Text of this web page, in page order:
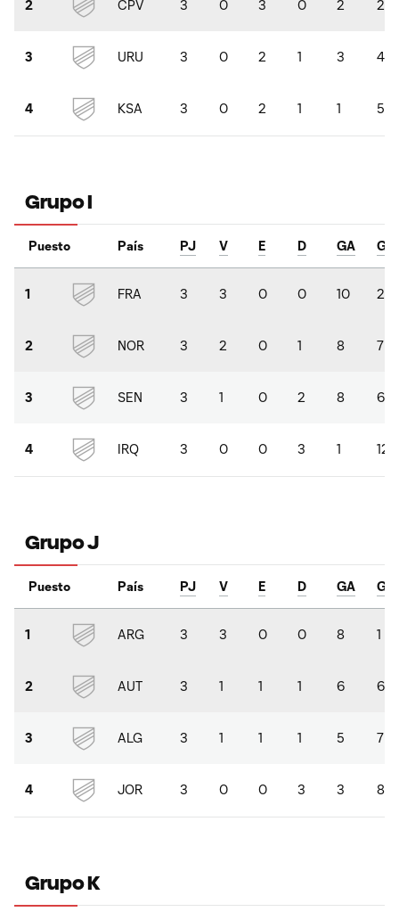
2 CPV 3 0 3 0 2 2
3 URU 3 0 2 1 3 4
4 KSA 3 0 2 1 1 5
Grupo I
Puesto País PJ V E D GA GC
1 FRA 3 3 0 0 10 2
2 NOR 3 2 0 1 8 7
3 SEN 3 1 0 2 8 6
4 IRQ 3 0 0 3 1 12
Grupo J
Puesto País PJ V E D GA GC
1 ARG 3 3 0 0 8 1
2 AUT 3 1 1 1 6 6
3 ALG 3 1 1 1 5 7
4 JOR 3 0 0 3 3 8
Grupo K